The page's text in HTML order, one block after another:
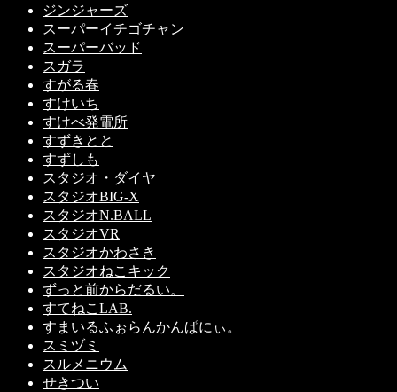
ジンジャーズ
スーパーイチゴチャン
スーパーバッド
スガラ
すがる春
すけいち
すけべ発電所
すずきとと
すずしも
スタジオ・ダイヤ
スタジオBIG-X
スタジオN.BALL
スタジオVR
スタジオかわさき
スタジオねこキック
ずっと前からだるい。
すてねこLAB.
すまいるふぉらんかんぱにぃ。
スミヅミ
スルメニウム
せきつい